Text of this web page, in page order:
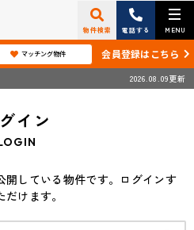
物件検索 電話する MENU
マッチング物件 会員登録はこちら
2026.08.09更新
イン
開している物件です。ログインす
けます。